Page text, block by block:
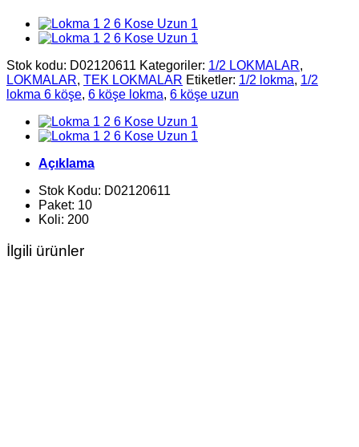
Stok kodu: D02120611 Kategoriler: 1/2 LOKMALAR,
LOKMALAR, TEK LOKMALAR Etiketler: 1/2 lokma, 1/2
lokma 6 köşe, 6 köşe lokma, 6 köşe uzun
Açıklama
Stok Kodu: D02120611
Paket: 10
Koli: 200
İlgili ürünler